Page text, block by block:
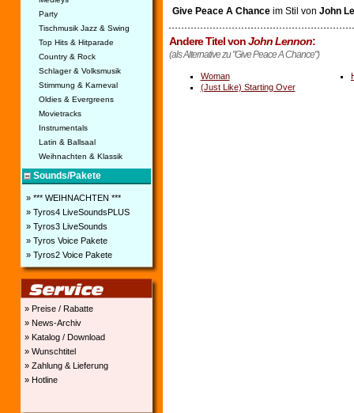
Party
Tischmusik Jazz & Swing
Top Hits & Hitparade
Country & Rock
Schlager & Volksmusik
Stimmung & Karneval
Oldies & Evergreens
Movietracks
Instrumentals
Latin & Ballsaal
Weihnachten & Klassik
Sounds/Pakete
» *** WEIHNACHTEN ***
» Tyros4 LiveSoundsPLUS
» Tyros3 LiveSounds
» Tyros Voice Pakete
» Tyros2 Voice Pakete
» Preise / Rabatte
» News-Archiv
» Katalog / Download
» Wunschtitel
» Zahlung & Lieferung
» Hotline
Give Peace A Chanceim Stil von John
Andere Titel vonJohn Lennon:
(als Alternative zu "Give Peace A Chance")
Woman
(Just Like) Starting Over